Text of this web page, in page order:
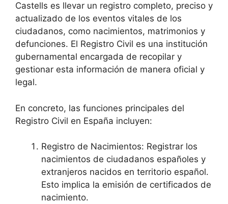
Castells es llevar un registro completo, preciso y
actualizado de los eventos vitales de los
ciudadanos, como nacimientos, matrimonios y
defunciones. El Registro Civil es una institución
gubernamental encargada de recopilar y
gestionar esta información de manera oficial y
legal.
En concreto, las funciones principales del
Registro Civil en España incluyen:
Registro de Nacimientos: Registrar los
nacimientos de ciudadanos españoles y
extranjeros nacidos en territorio español.
Esto implica la emisión de certificados de
nacimiento.